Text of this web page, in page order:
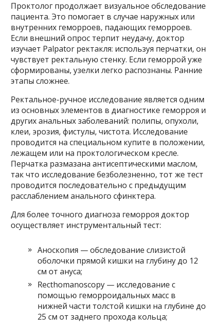
Проктолог продолжает визуальное обследование
пациента. Это помогает в случае наружных или
внутренних геморроев, падающих геморроев.
Если внешний опрос терпит неудачу, доктор
изучает Palpator ректакля: используя перчатки, он
чувствует ректальную стенку. Если геморрой уже
сформированы, узелки легко распознаны. Ранние
этапы сложнее.
Ректальное-ручное исследование является одним
из основных элементов в диагностике геморроя и
других анальных заболеваний: полипы, опухоли,
клеи, эрозия, фистулы, чистота. Исследование
проводится на специальном купите в положении,
лежащем или на проктологическом кресле.
Перчатка размазана антисептическими маслом,
так что исследование безболезненно, тот же тест
проводится последовательно с предыдущим
расслаблением анального сфинктера.
Для более точного диагноза геморроя доктор
осуществляет инструментальный тест:
Аноскопия — обследование слизистой
оболочки прямой кишки на глубину до 12
см от ануса;
Recthomanoscopy — исследование с
помощью геморроидальных масс в
нижней части толстой кишки на глубине до
25 см от заднего прохода кольца;